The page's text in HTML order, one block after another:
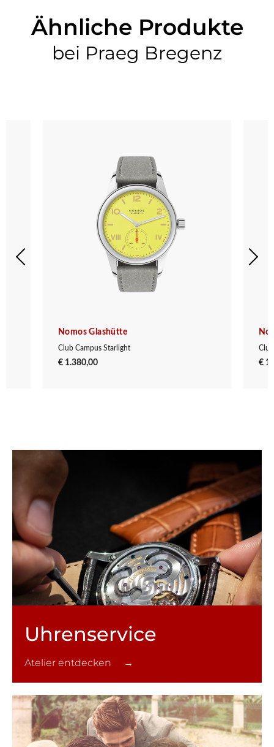
Ähnliche Produkte
bei Praeg Bregenz
Nomos Glashütte
Club Campus Starlight
€ 1.380,00 €
Uhren­service
Atelier entdecken →